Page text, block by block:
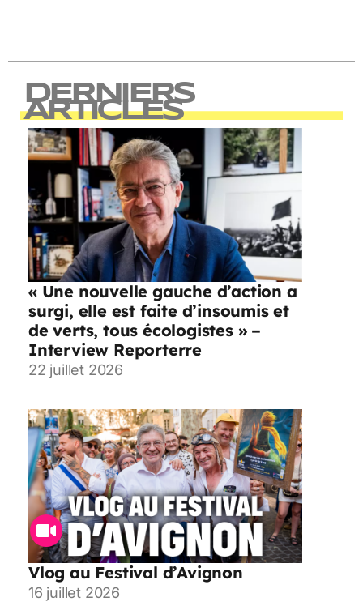
DERNIERS
ARTICLES
« Une nouvelle gauche d’action a
surgi, elle est faite d’insoumis et
de verts, tous écologistes » –
Interview Reporterre
22 juillet 2026
Vlog au Festival d’Avignon
16 juillet 2026